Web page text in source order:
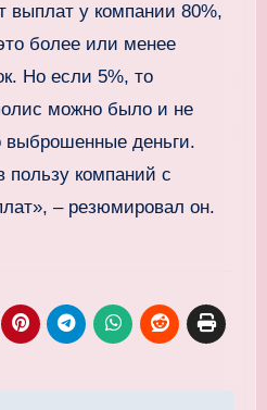
выплат у компании 80%,
более или менее
Но если 5%, то
можно было и не
выброшенные деньги.
пользу компаний с
– резюмировал он.